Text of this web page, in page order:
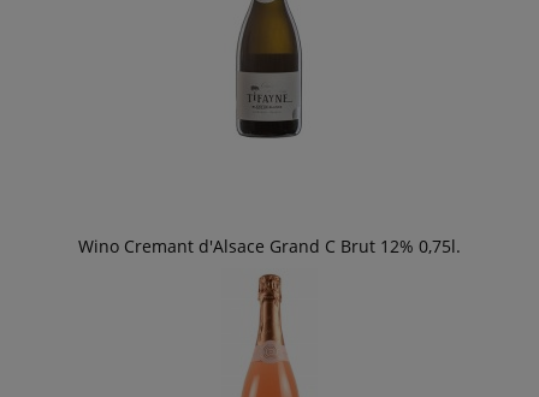
Wino Cremant d'Alsace Grand C Brut 12% 0,75l.